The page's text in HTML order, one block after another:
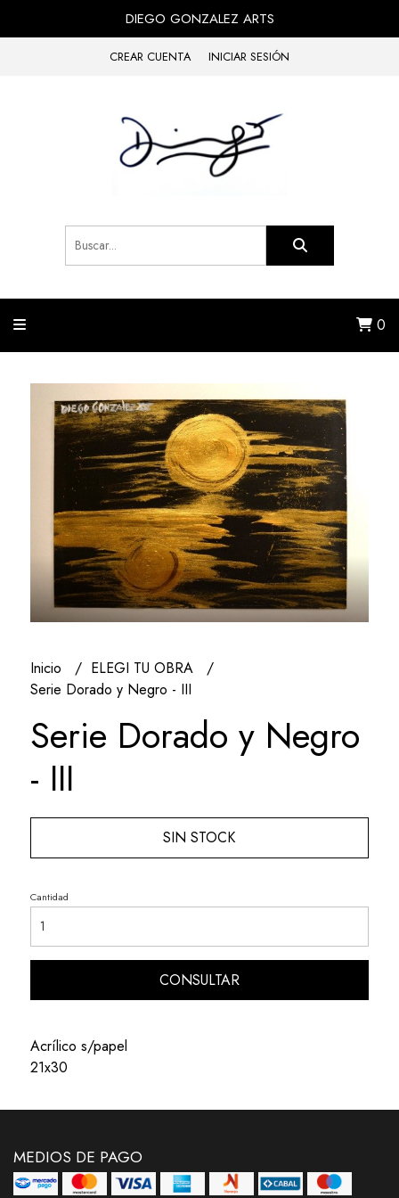
DIEGO GONZALEZ ARTS
CREAR CUENTA INICIAR SESIÓN
0
Inicio
ELEGI TU OBRA
Serie Dorado y Negro - III
Serie Dorado y Negro
- III
SIN STOCK
Cantidad
CONSULTAR
Acrílico s/papel
21x30
MEDIOS DE PAGO